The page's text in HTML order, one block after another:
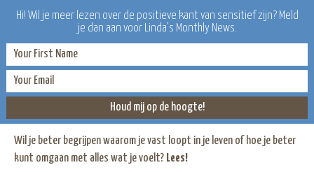
Sensitiviteit – Boeken
Wil je beter begrijpen waarom je vast loopt in je leven of hoe je beter
kunt omgaan met alles wat je voelt? Lees!
Hi! Wil je meer lezen over de positieve kant van sensitief zijn? Meld
je dan aan voor Linda’s Monthly News.